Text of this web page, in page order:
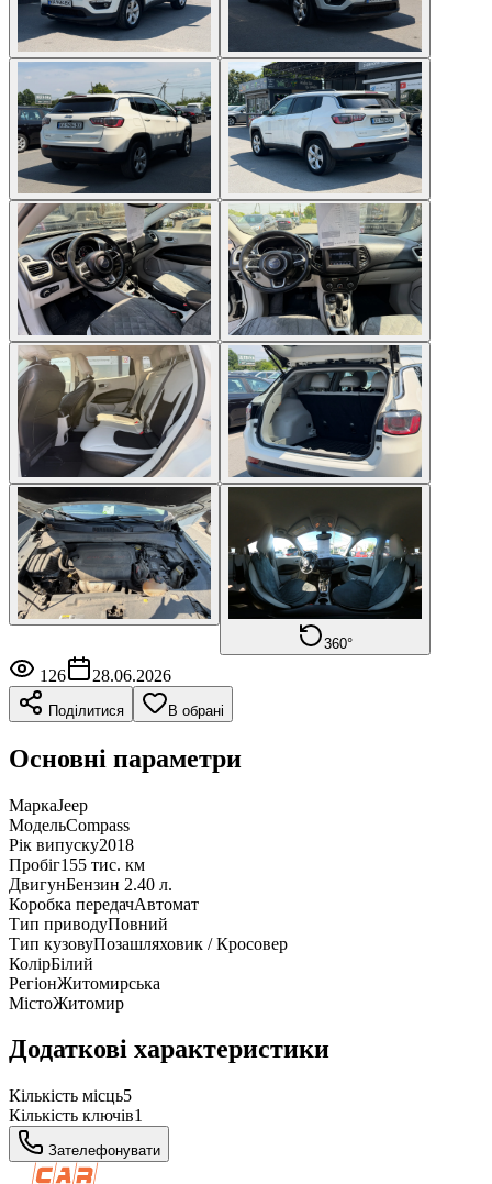
360°
126 28.06.2026
Поділитися В обрані
Основні параметри
МаркаJeep
МодельCompass
Рік випуску2018
Пробіг155 тис. км
ДвигунБензин 2.40 л.
Коробка передачАвтомат
Тип приводуПовний
Тип кузовуПозашляховик / Кросовер
КолірБілий
РегіонЖитомирська
МістоЖитомир
Додаткові характеристики
Кількість місць5
Кількість ключів1
Зателефонувати